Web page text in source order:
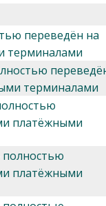
переведён на
терминалами
терминалами
платёжными
платёжными